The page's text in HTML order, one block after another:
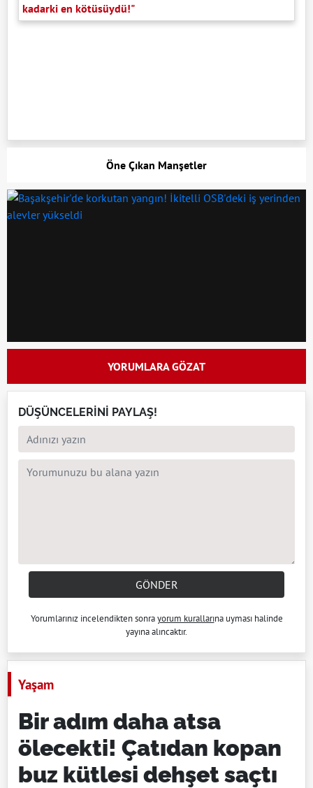
kadarki en kötüsüydü!"
Öne Çıkan Manşetler
YORUMLARA GÖZAT
DÜŞÜNCELERİNİ PAYLAŞ!
GÖNDER
Yorumlarınız incelendikten sonrayorum kurallarına uyması halinde
yayına alıncaktır.
Yaşam
Bir adım daha atsa
ölecekti! Çatıdan kopan
buz kütlesi dehşet saçtı